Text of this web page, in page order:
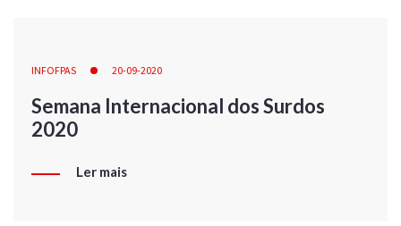
INFOFPAS 20-09-2020
Semana Internacional dos Surdos
2020
Ler mais